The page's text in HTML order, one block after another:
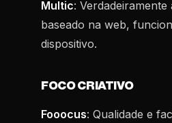
Multic:
baseado na web,
dispositivo.
FOCO CRIATIVO
Fooocus: Qualidade e